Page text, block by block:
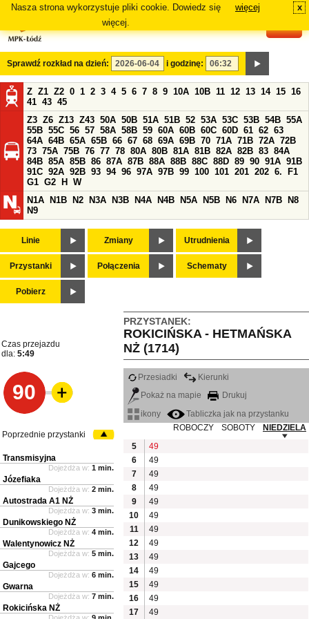
Nasza strona wykorzystuje pliki cookie. Dowiedz się
więcej.
więcej x
Sprawdź rozkład na dzień: i godzinę:
Z Z1 Z2 0 1 2 3 4 5 6 7 8 9 10A 10B 11 12 13 14 15 16
41 43 45
Z3 Z6 Z13 Z43 50A 50B 51A 51B 52 53A 53C 53B 54B 55A
55B 55C 56 57 58A 58B 59 60A 60B 60C 60D 61 62 63
64A 64B 65A 65B 66 67 68 69A 69B 70 71A 71B 72A 72B
73 75A 75B 76 77 78 80A 80B 81A 81B 82A 82B 83 84A
84B 85A 85B 86 87A 87B 88A 88B 88C 88D 89 90 91A 91B
91C 92A 92B 93 94 96 97A 97B 99 100 101 201 202 6.
F1
G1 G2 H
W
N1A
N1B N2 N3A N3B N4A N4B N5A N5B N6 N7A N7B
N8
N9
Linie Zmiany Utrudnienia
Przystanki Połączenia Schematy
Pobierz
PRZYSTANEK:
ROKICIŃSKA - HETMAŃSKA
NŻ (1714)
Czas przejazdu
dla: 5:49
90
Przesiadki
Kierunki
Pokaż na mapie
Drukuj
ikony
Tabliczka jak na przystanku
ROBOCZY
SOBOTY
NIEDZIELA
5
49
6
49
7
49
8
49
9
49
10
49
11
49
12
49
13
49
14
49
15
49
16
49
17
49
Poprzednie przystanki
Transmisyjna
Dojeżdża w: 1 min.
Józefiaka
Dojeżdża w: 2 min.
Autostrada A1 NŻ
Dojeżdża w: 3 min.
Dunikowskiego NŻ
Dojeżdża w: 4 min.
Walentynowicz NŻ
Dojeżdża w: 5 min.
Gajcego
Dojeżdża w: 6 min.
Gwarna
Dojeżdża w: 7 min.
Rokicińska NŻ